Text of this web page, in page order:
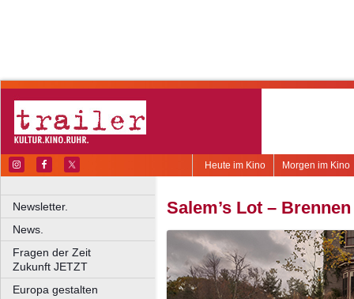
Morgen im Kino
Heute im Kino
Newsletter.
News.
Fragen der Zeit
Zukunft JETZT
Europa gestalten
Salem’s Lot –